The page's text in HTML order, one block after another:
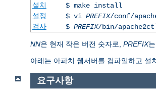
설치
$ make install
설정
$ vi PREFIX/conf/
검사
$ PREFIX/bin/
NN은 현재 작은 버전 숫자로, PREFIX
아래는 아파치 웹서버를 컴파일하고 설
요구사항